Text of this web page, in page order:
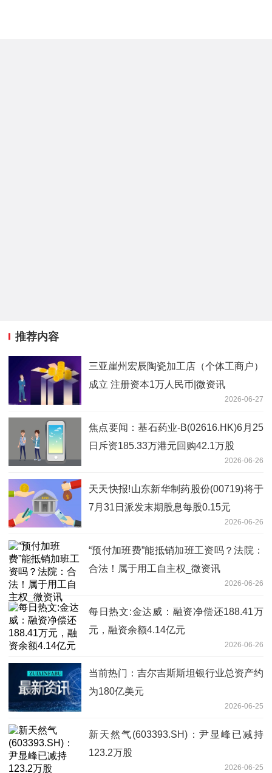
推荐内容
三亚崖州宏辰陶瓷加工店（个体工商户）
成立 注册资本1万人民币|微资讯
2026-06-27
焦点要闻：基石药业-B(02616.HK)6月25
日斥资185.33万港元回购42.1万股
2026-06-26
天天快报!山东新华制药股份(00719)将于
7月31日派发末期股息每股0.15元
2026-06-26
“预付加班费”能抵销加班工资吗？法院：
合法！属于用工自主权_微资讯
2026-06-26
每日热文:金达威：融资净偿还188.41万
元，融资余额4.14亿元
2026-06-26
当前热门：吉尔吉斯斯坦银行业总资产约
为180亿美元
2026-06-25
新天然气(603393.SH)：尹显峰已减持
123.2万股
2026-06-25